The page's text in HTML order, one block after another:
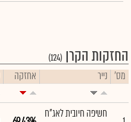
החזקות הקרן (124)
מס' נייר אחזקה
חשיפה חיובית לאג"ח